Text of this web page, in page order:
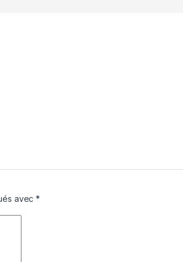
avec*